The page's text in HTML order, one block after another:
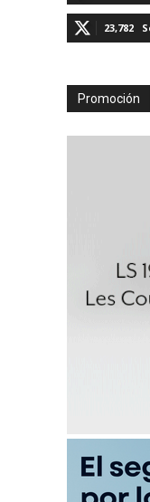
23,782
Promoción